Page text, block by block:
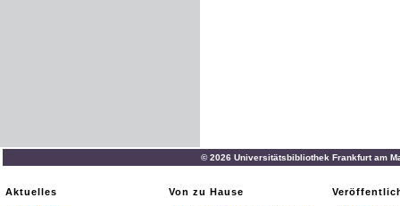
© 2026 Universitätsbibliothek Frankfurt am
Aktuelles
Von zu Hause